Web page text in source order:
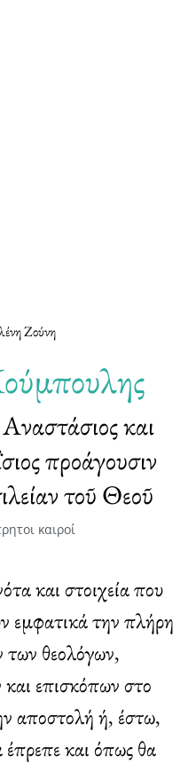
Ζούνη
και
προάγουσιν
τοῦ Θεοῦ
καιροί
και στοιχεία που
εμφατικά την πλήρη
θεολόγων,
επισκόπων στο
αποστολή ή, έστω,
και όπως θα